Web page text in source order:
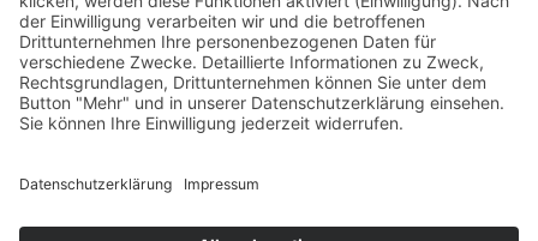
Newsletter
Kontakt
© 2026 JUWELIER STEIGER